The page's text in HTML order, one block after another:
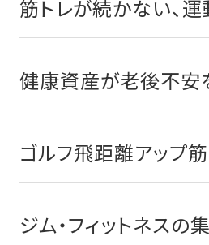
筋トレが続かない、
健康資産が老後不安
ゴルフ飛距離アップ
ジム・フィットネスの